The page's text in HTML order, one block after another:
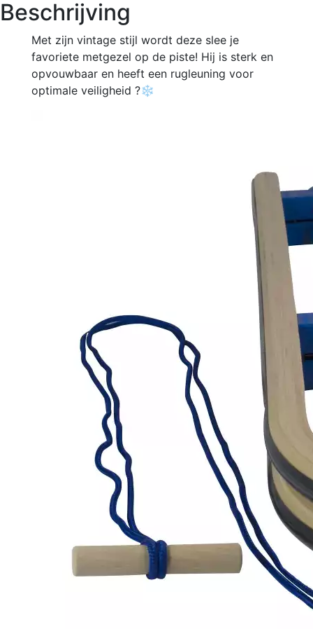
Beschrijving
Met zijn vintage stijl wordt deze slee je
favoriete metgezel op de piste! Hij is sterk en
opvouwbaar en heeft een rugleuning voor
optimale veiligheid ?❄️